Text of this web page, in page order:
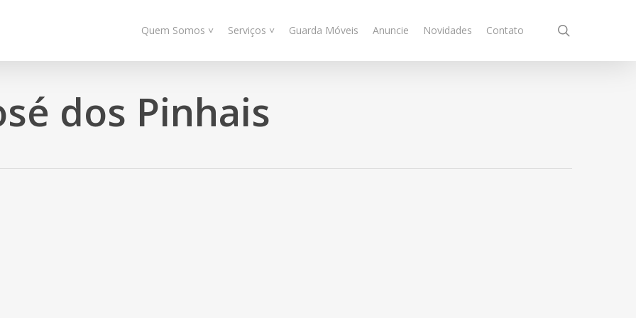
Quem Somos ˅ Serviços ˅ Guarda Móveis Anuncie Novidades Contato
dos Pinhais